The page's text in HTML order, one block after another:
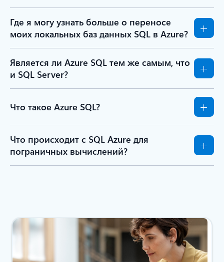
Где я могу узнать больше о переносе
моих локальных баз данных SQL в Azure?
Является ли Azure SQL тем же самым, что
и SQL Server?
Что такое Azure SQL?
Что происходит с SQL Azure для
пограничных вычислений?